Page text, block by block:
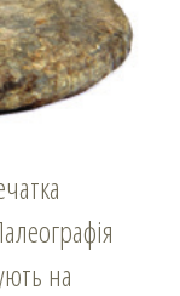
на